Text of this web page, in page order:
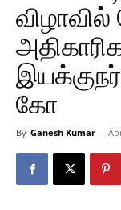
கோ
By Ganesh Kumar -